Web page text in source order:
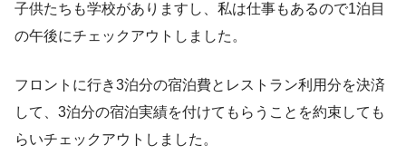
子供たちも学校がありますし、私は仕事もあるので1泊目
の午後にチェックアウトしました。
フロントに行き3泊分の宿泊費とレストラン利用分を決済
して、3泊分の宿泊実績を付けてもらうことを約束しても
らいチェックアウトしました。